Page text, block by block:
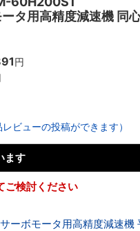
タ用高精度減速機 同
円
ビューの投稿ができます）
ます
ご検討ください
ーボモータ用高精度減速機